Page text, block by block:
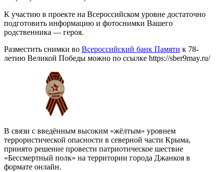
К участию в проекте на Всероссийском уровне достаточно
подготовить информацию и фотоснимки Вашего
родственника — героя.
Разместить снимки во Всероссийский банк Памяти к 78-
летию Великой Победы можно по ссылке https://sber9may.ru/
В связи с введённым высоким «жёлтым» уровнем
террористической опасности в северной части Крыма,
принято решение провести патриотическое шествие
«Бессмертный полк» на территории города Джанкоя в
формате онлайн.